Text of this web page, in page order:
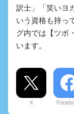
訳士」「笑いヨ
いう資格も持っています。 それら
グ内では【ツボ
います。
X